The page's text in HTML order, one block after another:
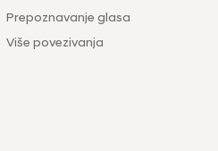
Prepoznavanje glasa
Više povezivanja